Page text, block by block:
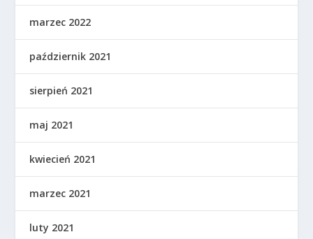
marzec 2022
październik 2021
sierpień 2021
maj 2021
kwiecień 2021
marzec 2021
luty 2021